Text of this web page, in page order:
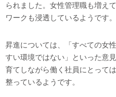
られました。女性管理職も増え
ワークも浸透しているようです。
昇進については、「すべての女
すい環境ではない」といった意
育てしながら働く社員にとって
整っているようです。